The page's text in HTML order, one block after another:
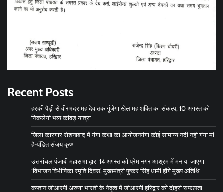
Recent Posts
हरकी पैड़ी से वीरभद्र महादेव तक गूंजेगा खेल महाशक्ति का संकल्प, 10 अगस्त को
निकलेगी भव्य कांवड़ यात्रा
जिला कारगार रोशनाबाद में गंगा कथा का आयोजनगंगा कोई सामान्य नदी नही गंगा मां
है-पंडित संजय कृष्ण
उत्तरांचल पंजाबी महासभा द्वारा 14 अगस्त को प्रेम नगर आश्रम में मनाया जाएगा
‘विभाजन विभीषिका स्मृति दिवस’, मुख्यमंत्री पुष्कर सिंह धामी होंगे मुख्य अतिथि
कप्तान जीआरपी अरुणा भारती के नेतृत्व में जीआरपी हरिद्वार को दोहरी सफलता